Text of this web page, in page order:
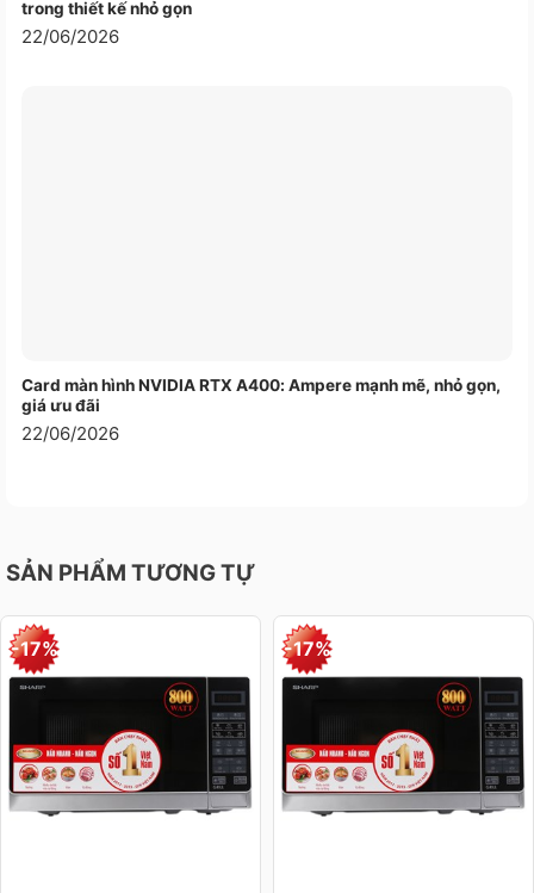
trong thiết kế nhỏ gọn
22/06/2026
Card màn hình NVIDIA RTX A400: Ampere mạnh mẽ, nhỏ gọn,
giá ưu đãi
22/06/2026
SẢN PHẨM TƯƠNG TỰ
-17% -17%